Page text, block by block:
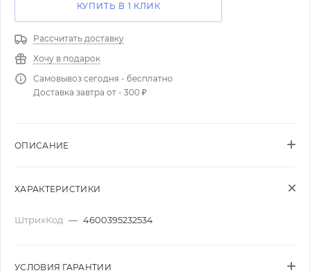
КУПИТЬ В 1 КЛИК
Рассчитать доставку
Хочу в подарок
Самовывоз сегодня - бесплатно
Доставка завтра от - 300 ₽
ОПИСАНИЕ
ХАРАКТЕРИСТИКИ
ШтрихКод — 4600395232534
УСЛОВИЯ ГАРАНТИИ